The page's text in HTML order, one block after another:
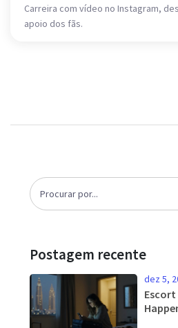
Carreira com vídeo no Instagram,
apoio dos fãs.
Postagem recente
dez 5,
Escort